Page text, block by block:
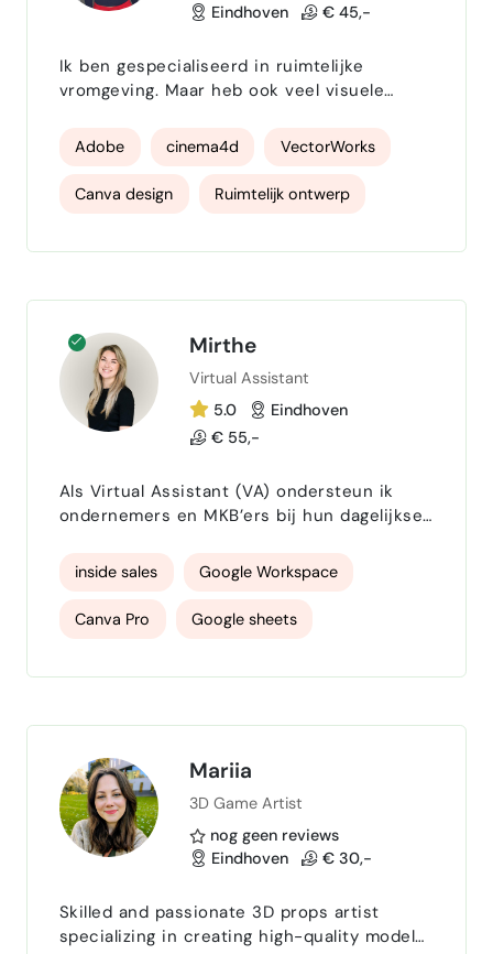
Eindhoven
€ 45,-
Ik ben gespecialiseerd in ruimtelijke
vromgeving. Maar heb ook veel visuele
goed afwegen, gebaseerd op tekst, wat de
Adobe programma's, en voel mij hier zeer
comfortabel in.
Adobe cinema4d VectorWorks
Canva design Ruimtelijk ontwerp
Mirthe
Virtual Assistant
5.0
Eindhoven
€ 55,-
Als Virtual Assistant (VA) ondersteun ik
ondernemers en MKB’ers bij hun dagelijkse
over die veel tijd kosten of blijven liggen,
zodat jij je kunt richten op je missie en
passie, zonder verlies van kwaliteit, tempo
werkzaamheden die écht omzet of groei
inside sales Google Workspace
Canva Pro Google sheets
concept ontwikkeling
Eventplanning email beheer specialist
klantcontact
Mariia
3D Game Artist
nog geen reviews
Eindhoven
€ 30,-
Skilled and passionate 3D props artist
specializing in creating high-quality models,